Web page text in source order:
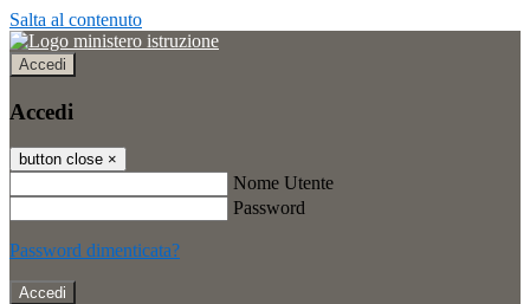
Salta al contenuto
Accedi
Accedi
button close ×
Nome Utente
Password
Password dimenticata?